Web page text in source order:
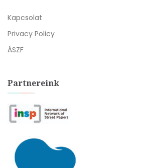
Kapcsolat
Privacy Policy
ÁSZF
Partnereink